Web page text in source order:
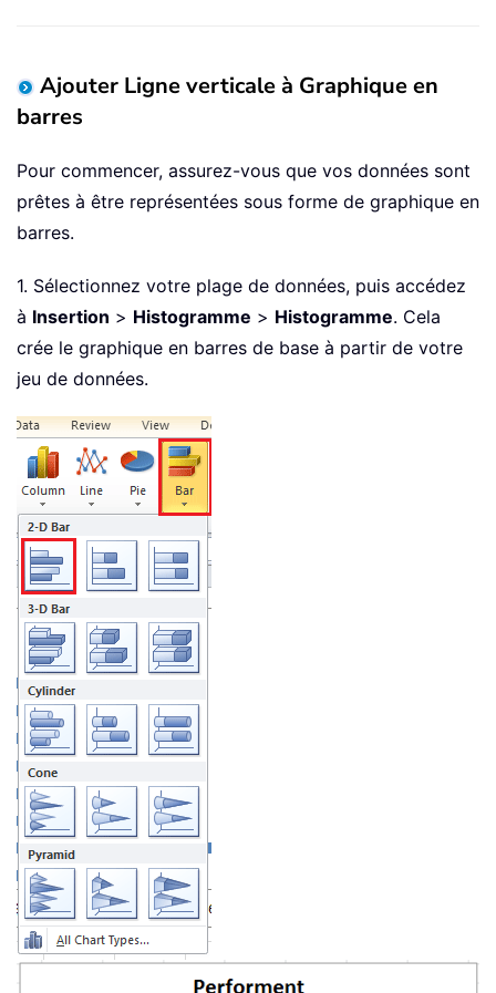
Ajouter Ligne verticale à Graphique en
barres
Pour commencer, assurez-vous que vos données sont
prêtes à être représentées sous forme de graphique en
barres.
1. Sélectionnez votre plage de données, puis accédez
à Insertion > Histogramme > Histogramme. Cela
crée le graphique en barres de base à partir de votre
jeu de données.